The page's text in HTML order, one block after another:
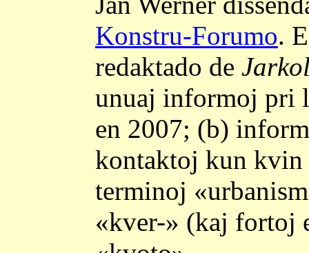
Konstru-Forumo.
redaktado de
unuaj informoj pri
en 2007; (b)
kontaktoj kun
terminoj
«kver-» (kaj fortoj